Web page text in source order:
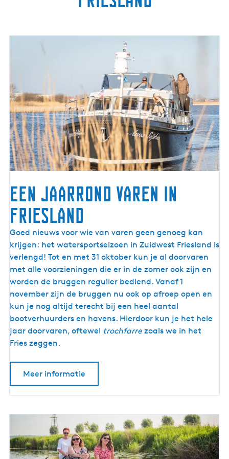
o
Een jaarrond varen in
Friesland
E
e
n
j
a
a
r
r
o
n
n
n
F
Goed nieuws voor wie van varen geen genoeg kan
krijgen: het watersportseizoen in Zuidwest Friesland is
verlengd! Tot en met 31 oktober kun je al doorvaren
met alle voorzieningen die er in de zomer ook zijn en
worden de bruggen regulier bediend. Vanaf 1
november zijn de bruggen nu ook op afroep open en
kun je nog altijd terecht bij een heel aantal
bootverhuurders en havens. Hierdoor kun je het hele
jaar doorvaren, oftewel trochfarre zoals we in het
Fries zeggen.
Meer informatie